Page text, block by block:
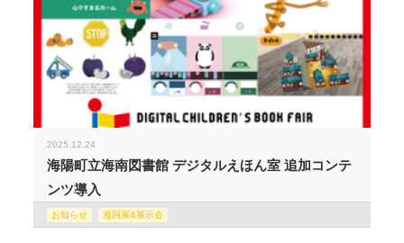
2025.12.24
海陽町立海南図書館 デジタルえほん室 追加コンテ
ンツ導入
お知らせ 巡回展&展示会